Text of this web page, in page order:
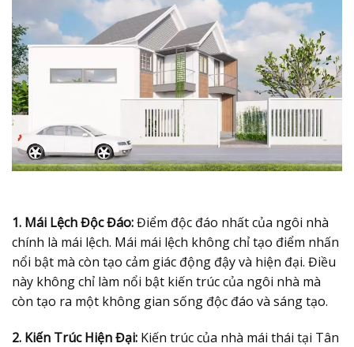
1. Mái Lệch Độc Đáo:Điểm độc đáo nhất của ngôi nhà
chính là mái lệch. Mái mái lệch không chỉ tạo điểm nhấn
nổi bật mà còn tạo cảm giác động đậy và hiện đại. Điều
này không chỉ làm nổi bật kiến trúc của ngôi nhà mà
còn tạo ra một không gian sống độc đáo và sáng tạo.
2. Kiến Trúc Hiện Đại: Kiến trúc của nhà mái thái tại Tân